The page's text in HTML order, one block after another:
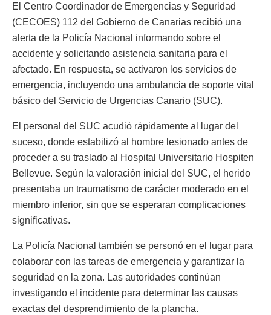
El Centro Coordinador de Emergencias y Seguridad
(CECOES) 112 del Gobierno de Canarias recibió una
alerta de la Policía Nacional informando sobre el
accidente y solicitando asistencia sanitaria para el
afectado. En respuesta, se activaron los servicios de
emergencia, incluyendo una ambulancia de soporte vital
básico del Servicio de Urgencias Canario (SUC).
El personal del SUC acudió rápidamente al lugar del
suceso, donde estabilizó al hombre lesionado antes de
proceder a su traslado al Hospital Universitario Hospiten
Bellevue. Según la valoración inicial del SUC, el herido
presentaba un traumatismo de carácter moderado en el
miembro inferior, sin que se esperaran complicaciones
significativas.
La Policía Nacional también se personó en el lugar para
colaborar con las tareas de emergencia y garantizar la
seguridad en la zona. Las autoridades continúan
investigando el incidente para determinar las causas
exactas del desprendimiento de la plancha.